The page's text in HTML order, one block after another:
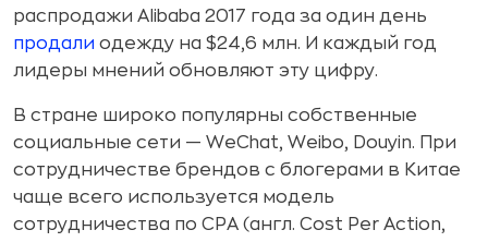
распродажи Alibaba 2017 года за один день
продали одежду на $24,6 млн. И каждый год
лидеры мнений обновляют эту цифру.
В стране широко популярны собственные
социальные сети — WeChat, Weibo, Douyin. При
сотрудничестве брендов с блогерами в Китае
чаще всего используется модель
сотрудничества по CPA (англ. Cost Per Action,